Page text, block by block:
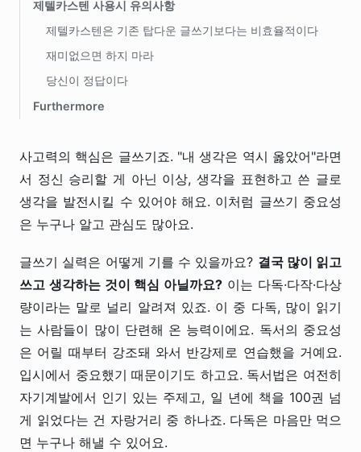
제텔카스텐 사용시 유의사항
제텔카스텐은 기존 탑다운 글쓰기보다는 비효율적이다
재미없으면 하지 마라
당신이 정답이다
Furthermore
사고력의 핵심은 글쓰기죠. "내 생각은 역시 옳았어"라면
서 정신 승리할 게 아닌 이상, 생각을 표현하고 쓴 글로
생각을 발전시킬 수 있어야 해요. 이처럼 글쓰기 중요성
은 누구나 알고 관심도 많아요.
글쓰기 실력은 어떻게 기를 수 있을까요? 결국 많이 읽고
쓰고 생각하는 것이 핵심 아닐까요? 이는 다독·다작·다상
량이라는 말로 널리 알려져 있죠. 이 중 다독, 많이 읽기
는 사람들이 많이 단련해 온 능력이에요. 독서의 중요성
은 어릴 때부터 강조돼 와서 반강제로 연습했을 거예요.
입시에서 중요했기 때문이기도 하고요. 독서법은 여전히
자기계발에서 인기 있는 주제고, 일 년에 책을 100권 넘
게 읽었다는 건 자랑거리 중 하나죠. 다독은 마음만 먹으
면 누구나 해낼 수 있어요.